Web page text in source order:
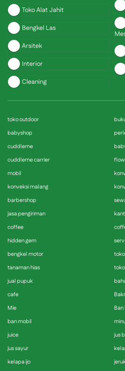
Toko Alat Jahit
Bengkel Las
Arsitek
Interior
Cleaning
toko outdoor
babyshop
cuddleme
cuddleme carrier
mobil
konveksi malang
barbershop
jasa pengiriman
coffee
hidden gem
bengkel motor
tanaman hias
jual pupuk
cafe
Mie
ban mobil
juice
jus
jus sayur
kelapa ijo